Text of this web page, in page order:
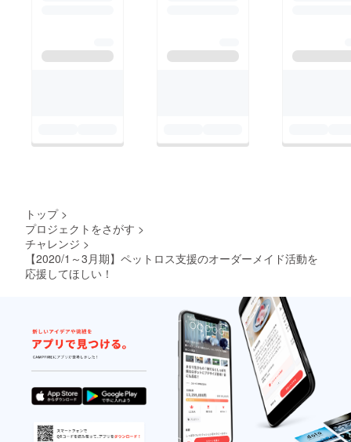
トップ >
プロジェクトをさがす >
チャレンジ >
【2020/1～3月期】ペットロス支援のオーダーメイド活動を
応援してほしい！